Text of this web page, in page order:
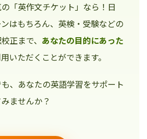
「英作文チケット」なら！日
はもちろん、英検・受験などの
正まで、 あなたの目的にあった
いただくことができます。
、あなたの英語学習をサポート
ませんか？